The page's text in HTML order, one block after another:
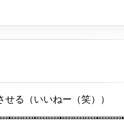
る（いいねー（笑））